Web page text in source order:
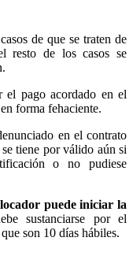
de que se traten de
resto de los casos se
el pago acordado en el
forma fehaciente.
en el contrato
tiene por válido aún si
o no pudiese
puede iniciar la
sustanciarse por el
son 10 días hábiles.